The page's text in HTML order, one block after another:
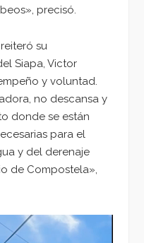
precisó.
su
Siapa, Victor
y voluntad.
no descansa y
donde se están
para el
y del derenaje
de Compostela»,